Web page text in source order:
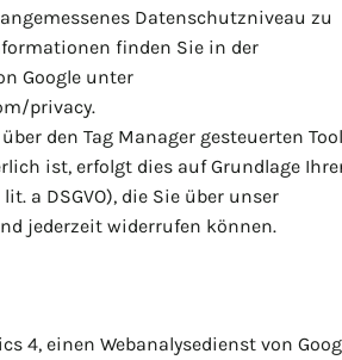
Datenschutzniveau zu
finden Sie in der
Google unter
privacy.
den Tag Manager gesteuerten
ist, erfolgt dies auf Grundlage
a DSGVO), die Sie über unser
jederzeit widerrufen können.
4, einen Webanalysedienst von